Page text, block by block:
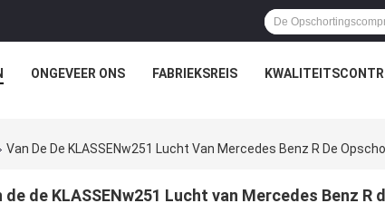
ONGEVEER ONS FABRIEKSREIS
Van De De KLASSENw251 Lucht Van Mercedes Benz R De
de de KLASSENw251 Lucht van Mercedes Benz